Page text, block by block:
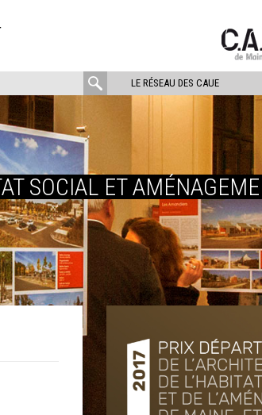
LE RÉSEAU DES CAUE
rechercher
:
SOCIAL ET